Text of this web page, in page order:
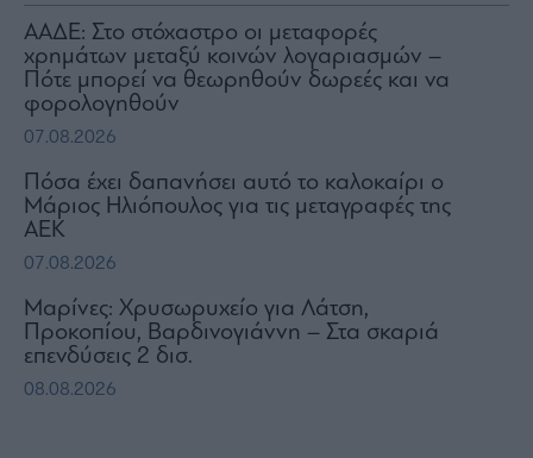
ΑΑΔΕ: Στο στόχαστρο οι μεταφορές
χρημάτων μεταξύ κοινών λογαριασμών –
Πότε μπορεί να θεωρηθούν δωρεές και να
φορολογηθούν
07.08.2026
Πόσα έχει δαπανήσει αυτό το καλοκαίρι ο
Μάριος Ηλιόπουλος για τις μεταγραφές της
ΑΕΚ
07.08.2026
Μαρίνες: Χρυσωρυχείο για Λάτση,
Προκοπίου, Βαρδινογιάννη – Στα σκαριά
επενδύσεις 2 δισ.
08.08.2026